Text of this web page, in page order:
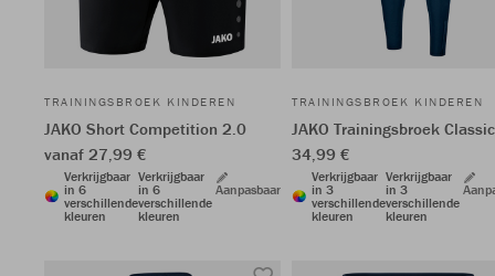
TRAININGSBROEK KINDEREN
JAKO Short Competition 2.0
vanaf 27,99 €
Verkrijgbaar
in 6
verschillende
kleuren
Verkrijgbaar
in 6
verschillende
kleuren
Aanpasbaar
TRAININGSBROEK KINDEREN
JAKO Trainingsbroek
34,99 €
Verkrijgbaar
in 3
verschillende
kleuren
Verkrijgbaar
in 3
verschillende
kleuren